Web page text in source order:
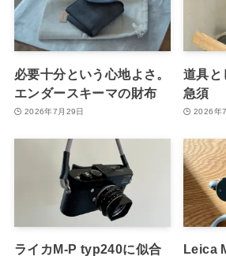
必要十分という心地よさ。
エンダースキーマの財布
2026年7月29日
道具と
急須
2026年
ライカM-P typ240に似合
Leica